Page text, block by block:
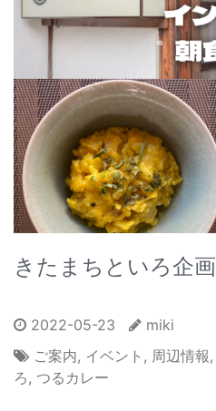
きたまちといろ企画
2022-05-23
miki
ご案内, イベント , 周辺情報 ,
ろ , つるカレー